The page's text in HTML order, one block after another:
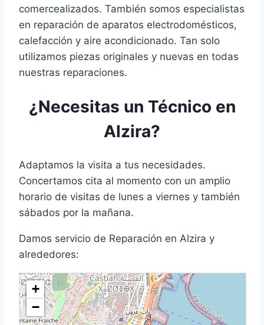
comercealizados. También somos especialistas
en reparación de aparatos electrodomésticos,
calefacción y aire acondicionado. Tan solo
utilizamos piezas originales y nuevas en todas
nuestras reparaciones.
¿Necesitas un Técnico en
Alzira?
Adaptamos la visita a tus necesidades.
Concertamos cita al momento con un amplio
horario de visitas de lunes a viernes y también
sábados por la mañana.
Damos servicio de Reparación en Alzira y
alrededores:
+
−